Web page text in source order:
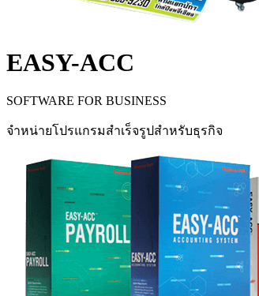
EASY-ACC
SOFTWARE FOR BUSINESS
จำหน่ายโปรแกรมสำเร็จรูปสำหรับธุรกิจ